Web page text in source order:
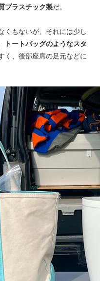
プラスチック製だ。
くもないが、それには少し
トートバッグのようなスタ
く、後部座席の足元などに